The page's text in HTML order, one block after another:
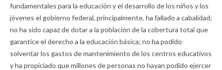
fundamentales para la educación y el desarrollo de los niños y los
jóvenes el gobierno federal, principalmente, ha fallado a cabalidad;
no ha sido capaz de dotar a la población de la cobertura total que
garantice el derecho a la educación básica; no ha podido
solventar los gastos de mantenimiento de los centros educativos
y ha propiciado que millones de personas no hayan podido ejercer